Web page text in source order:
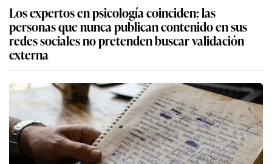
Los expertos en psicología coinciden: las
personas que nunca publican contenido en sus
redes sociales no pretenden buscar validación
externa